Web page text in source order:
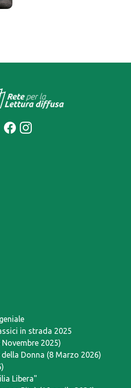
in strada 2025
2025)
Donna (8 Marzo 2026)
Libera"